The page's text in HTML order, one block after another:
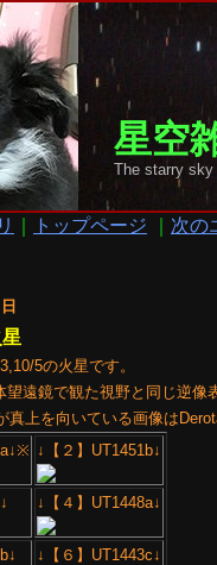
星空
The starry
トップページ 次の
5の火星です。
遠鏡で観た視野と同じ逆像
真上を向いている画像は
↓【２】UT1451b↓
↓【４】UT1448a↓
↓【６】UT1443c↓